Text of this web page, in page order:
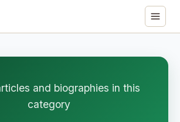
and biographies in this
category